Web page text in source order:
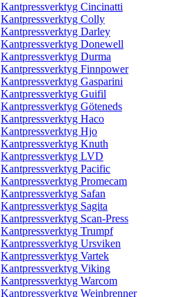
Kantpressverktyg Cincinatti
Kantpressverktyg Colly
Kantpressverktyg Darley
Kantpressverktyg Donewell
Kantpressverktyg Durma
Kantpressverktyg Finnpower
Kantpressverktyg Gasparini
Kantpressverktyg Guifil
Kantpressverktyg Göteneds
Kantpressverktyg Haco
Kantpressverktyg Hjo
Kantpressverktyg Knuth
Kantpressverktyg LVD
Kantpressverktyg Pacific
Kantpressverktyg Promecam
Kantpressverktyg Safan
Kantpressverktyg Sagita
Kantpressverktyg Scan-Press
Kantpressverktyg Trumpf
Kantpressverktyg Ursviken
Kantpressverktyg Vartek
Kantpressverktyg Viking
Kantpressverktyg Warcom
Kantpressverktyg Weinbrenner